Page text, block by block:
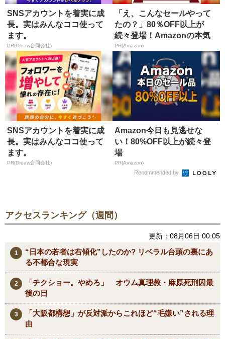
SNSアカウントを着実に成
長。実はみんなココ使って
ます。
PR(Dreaw合同会社)
「え、こんなセールやって
たの？」80％OFF以上が
続々登場！Amazonの本気
が...
PR(Amazon)
SNSアカウントを着実に成
長。実はみんなココ使って
ます。
PR(Dreaw合同会社)
Amazon今日も見逃せな
い！80%OFF以上が続々登
場
PR(Amazon)
Recommended by
アクセスランキング（週間）
更新：08月06日 00:05
“日本の若者は右傾化”したのか? リベラル台頭の裏にあ
る不都合な現実
「チクショー。やめろ」 オウム真理教・麻原死刑囚最
後の日
「大阪都構想」が反対派からこれほど“毛嫌い”される理
由